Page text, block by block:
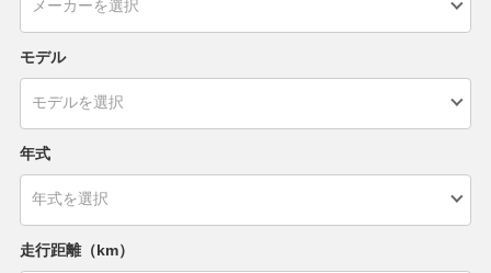
モデル
年式
走行距離（km）